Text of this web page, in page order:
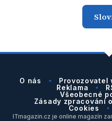
O nás Provozovatel
Reklama
Všeobecné
Zásady zpracování
Cookies
ITmagazin.cz je online magazín